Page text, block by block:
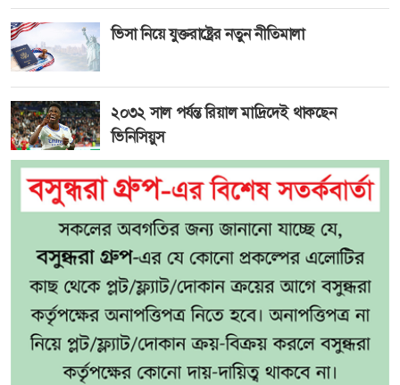
ভিসা নিয়ে যুক্তরাষ্ট্রের নতুন নীতিমালা
২০৩২ সাল পর্যন্ত রিয়াল মাদ্রিদেই থাকছেন
ভিনিসিয়ুস